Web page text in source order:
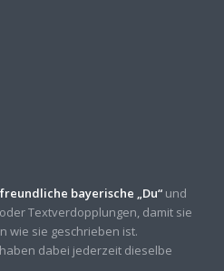
bayerische „Du“und
Textverdopplungen, damit sie
wie sie geschrieben ist.
dabei jederzeit dieselbe